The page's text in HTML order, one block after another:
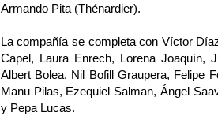
Armando Pita (Thénardier).
La compañía se completa con Víctor
Capel, Laura Enrech, Lorena Joaquín,
Albert Bolea, Nil Bofill Graupera, Felipe
Manu Pilas, Ezequiel Salman, Ángel
y Pepa Lucas.